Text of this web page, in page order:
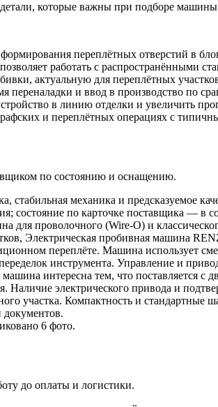
которые важны при подборе
переплётных отверстий в
работать с распространёнными
актуальную для переплётных
переналадки и ввод в производство по
в линию отделки и увеличить
и переплётных операциях с
по состоянию и оснащению.
механика и предсказуемое
состояние по карточке поставщика — в
проволочного (Wire‑O) и
Электрическая пробивная машина
переплёте. Машина использует
инструмента. Управление и
интересна тем, что поставляется с
электрического привода и
участка. Компактность и стандартные
6 фото.
до оплаты и логистики.